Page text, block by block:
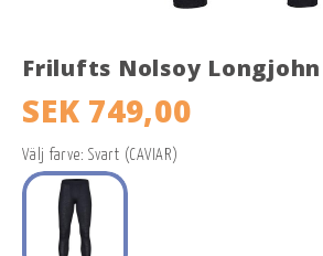
Frilufts Nolsoy Longjohn
SEK 749,00
Välj farve: Svart (CAVIAR)